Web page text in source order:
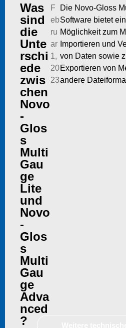
Was
sind
die
Unte
rschi
ede
zwis
chen
Novo
-
Glos
s
Multi
Gau
ge
Lite
und
Novo
-
Glos
s
Multi
Gau
ge
Adva
nced
?
F
eb
ru
ar
1,
20
23
Die Novo-Gloss
Software bietet
Möglichkeit zum
Importieren und
von Daten sowie
Exportieren von
andere